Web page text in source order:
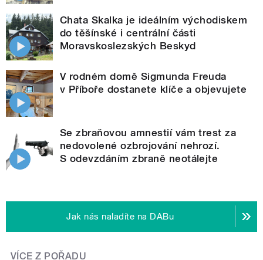
Chata Skalka je ideálním východiskem
do těšínské i centrální části
Moravskoslezských Beskyd
V rodném domě Sigmunda Freuda
v Příboře dostanete klíče a objevujete
Se zbraňovou amnestií vám trest za
nedovolené ozbrojování nehrozí.
S odevzdáním zbraně neotálejte
Jak nás naladíte na DABu
VÍCE Z POŘADU